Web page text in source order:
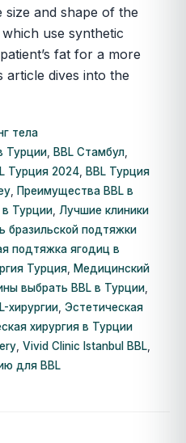
and shape of the
use synthetic
fat for a more
article dives into the
тела
Турции, BBL Стамбул,
Турция 2024
BBL Турция
Преимущества BBL в
в Турции Лучшие клиники
бразильской подтяжки
подтяжка ягодиц в
Турция
Медицинский
выбрать BBL в Турции
хирургии Эстетическая
хирургия в Турции
Vivid Clinic Istanbul BBL
для BBL